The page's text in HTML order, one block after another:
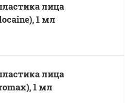
лица
1 мл
лица
1 мл